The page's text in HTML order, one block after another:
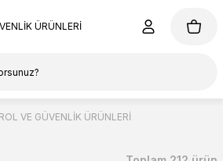
VE GÜVENLİK ÜRÜNLERİ